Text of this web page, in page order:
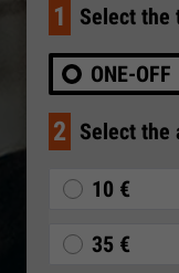
1 Select the
ONE-OFF
2 Select the
10 €
35 €